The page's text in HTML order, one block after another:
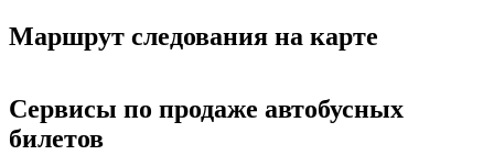
Маршрут следования на карте
Сервисы по продаже автобусных
билетов